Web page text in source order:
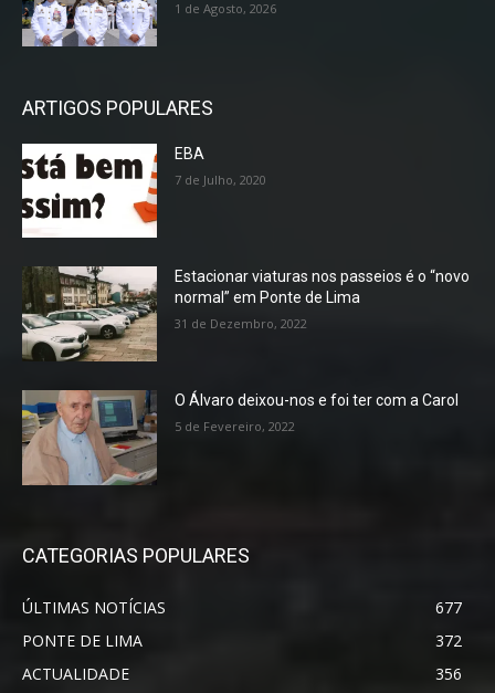
1 de Agosto, 2026
ARTIGOS POPULARES
EBA
7 de Julho, 2020
Estacionar viaturas nos passeios é o “novo
normal” em Ponte de Lima
31 de Dezembro, 2022
O Álvaro deixou-nos e foi ter com a Carol
5 de Fevereiro, 2022
CATEGORIAS POPULARES
ÚLTIMAS NOTÍCIAS
677
PONTE DE LIMA
372
ACTUALIDADE
356